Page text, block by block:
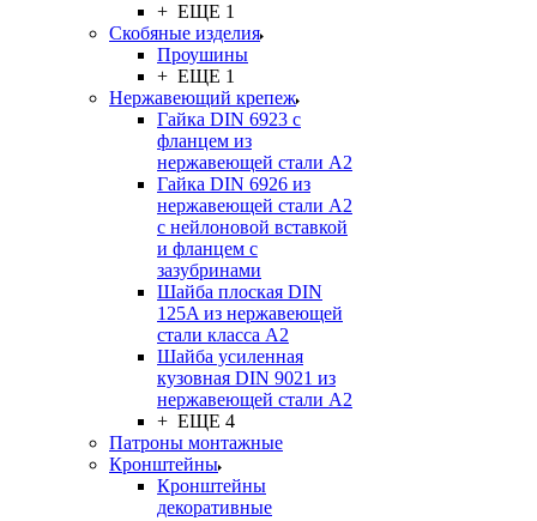
+ ЕЩЕ 1
Скобяные изделия
Проушины
+ ЕЩЕ 1
Нержавеющий крепеж
Гайка DIN 6923 с
фланцем из
нержавеющей стали А2
Гайка DIN 6926 из
нержавеющей стали А2
с нейлоновой вставкой
и фланцем с
зазубринами
Шайба плоская DIN
125A из нержавеющей
стали класса A2
Шайба усиленная
кузовная DIN 9021 из
нержавеющей стали А2
+ ЕЩЕ 4
Патроны монтажные
Кронштейны
Кронштейны
декоративные